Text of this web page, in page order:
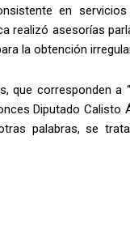
en
realizó asesorías
la obtención
que corresponden
Diputado Calisto
palabras, se